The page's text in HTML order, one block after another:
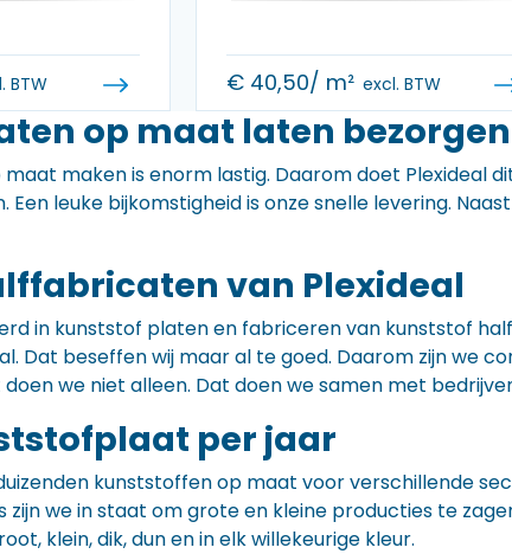
BTW € 40,50/ m² excl. BTW
op maat laten
maken is enorm lastig. Daarom doet Plexideal
leuke bijkomstigheid is onze snelle levering.
van Plexideal
in kunststof platen en fabriceren van kunststof
Dat beseffen wij maar al te goed. Daarom zijn we
we niet alleen. Dat doen we samen met
per jaar
kunststoffen op maat voor verschillende
we in staat om grote en kleine producties te
klein, dik, dun en in elk willekeurige kleur.